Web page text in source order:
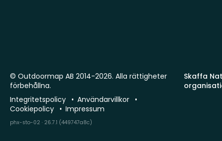
Skaffa
© Outdoormap AB 2014-2026. Alla rättigheter
förbehållna.
Integritetspolicy
Användarvillkor
Cookiepolicy
Impressum
phx-sto-02 · 26.7.1 (449747a8c)